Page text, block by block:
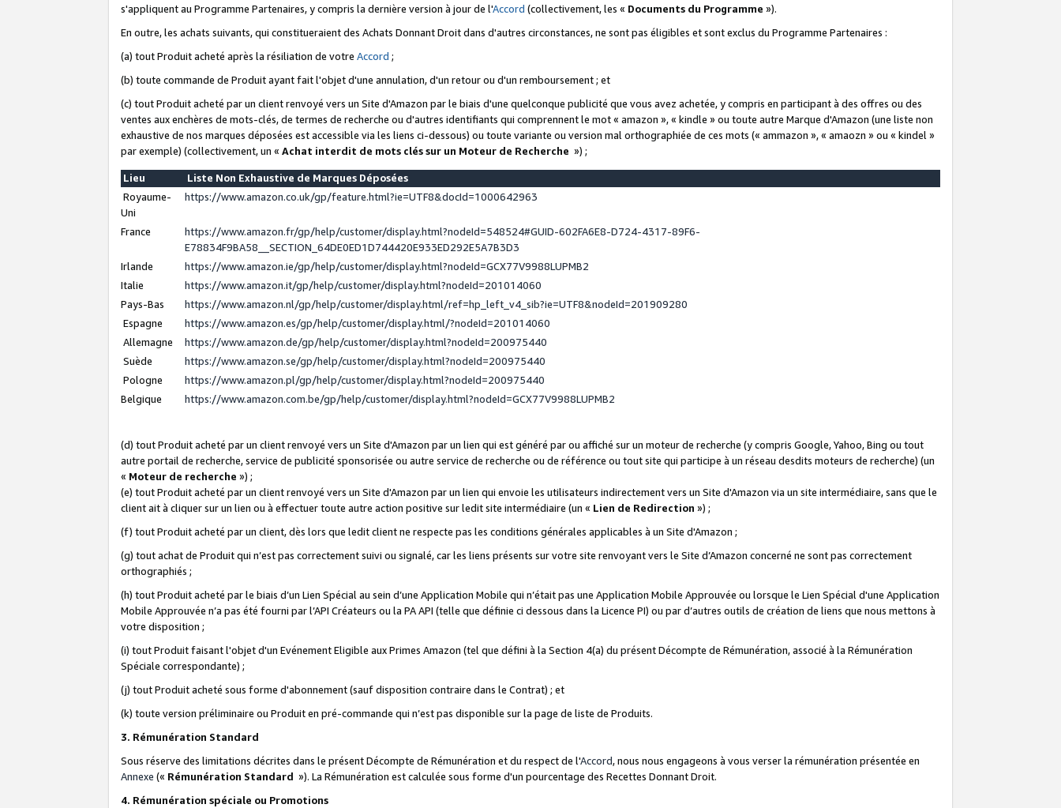
s'appliquent au Programme Partenaires, y compris la dernière version à jour de l'Accord (collectivement, les « Documents du Programme »).
En outre, les achats suivants, qui constitueraient des Achats Donnant Droit dans d'autres circonstances, ne sont pas éligibles et sont exclus du Programme Partenaires :
(a) tout Produit acheté après la résiliation de votre Accord ;
(b) toute commande de Produit ayant fait l'objet d'une annulation, d'un retour ou d'un remboursement ; et
(c) tout Produit acheté par un client renvoyé vers un Site d'Amazon par le biais d'une quelconque publicité que vous avez achetée, y compris en participant à des offres ou des
ventes aux enchères de mots-clés, de termes de recherche ou d'autres identifiants qui comprennent le mot « amazon », « kindle » ou toute autre Marque d'Amazon (une liste non
exhaustive de nos marques déposées est accessible via les liens ci-dessous) ou toute variante ou version mal orthographiée de ces mots (« ammazon », « amaozn » ou « kindel »
par exemple) (collectivement, un « Achat interdit de mots clés sur un Moteur de Recherche ») ;
Lieu
Liste Non Exhaustive de Marques Déposées
Royaume-
Uni
https://www.amazon.co.uk/gp/feature.html?ie=UTF8&docId=1000642963
France
https://www.amazon.fr/gp/help/customer/display.html?nodeId=548524#GUID-602FA6E8-D724-4317-89F6-
E78834F9BA58__SECTION_64DE0ED1D744420E933ED292E5A7B3D3
Irlande
https://www.amazon.ie/gp/help/customer/display.html?nodeId=GCX77V9988LUPMB2
Italie
https://www.amazon.it/gp/help/customer/display.html?nodeId=201014060
Pays-Bas
https://www.amazon.nl/gp/help/customer/display.html/ref=hp_left_v4_sib?ie=UTF8&nodeId=201909280
Espagne
https://www.amazon.es/gp/help/customer/display.html/?nodeId=201014060
Allemagne
https://www.amazon.de/gp/help/customer/display.html?nodeId=200975440
Suède
https://www.amazon.se/gp/help/customer/display.html?nodeId=200975440
Pologne
https://www.amazon.pl/gp/help/customer/display.html?nodeId=200975440
Belgique
https://www.amazon.com.be/gp/help/customer/display.html?nodeId=GCX77V9988LUPMB2
(d) tout Produit acheté par un client renvoyé vers un Site d'Amazon par un lien qui est généré par ou affiché sur un moteur de recherche (y compris Google, Yahoo, Bing ou tout
autre portail de recherche, service de publicité sponsorisée ou autre service de recherche ou de référence ou tout site qui participe à un réseau desdits moteurs de recherche) (un
« Moteur de recherche ») ;
(e) tout Produit acheté par un client renvoyé vers un Site d'Amazon par un lien qui envoie les utilisateurs indirectement vers un Site d'Amazon via un site intermédiaire, sans que le
client ait à cliquer sur un lien ou à effectuer toute autre action positive sur ledit site intermédiaire (un « Lien de Redirection ») ;
(f) tout Produit acheté par un client, dès lors que ledit client ne respecte pas les conditions générales applicables à un Site d'Amazon ;
(g) tout achat de Produit qui n’est pas correctement suivi ou signalé, car les liens présents sur votre site renvoyant vers le Site d’Amazon concerné ne sont pas correctement
orthographiés ;
(h) tout Produit acheté par le biais d’un Lien Spécial au sein d’une Application Mobile qui n’était pas une Application Mobile Approuvée ou lorsque le Lien Spécial d'une Application
Mobile Approuvée n’a pas été fourni par l’API Créateurs ou la PA API (telle que définie ci dessous dans la Licence PI) ou par d’autres outils de création de liens que nous mettons à
votre disposition ;
(i) tout Produit faisant l'objet d'un Evénement Eligible aux Primes Amazon (tel que défini à la Section 4(a) du présent Décompte de Rémunération, associé à la Rémunération
Spéciale correspondante) ;
(j) tout Produit acheté sous forme d'abonnement (sauf disposition contraire dans le Contrat) ; et
(k) toute version préliminaire ou Produit en pré-commande qui n’est pas disponible sur la page de liste de Produits.
3. Rémunération Standard
Sous réserve des limitations décrites dans le présent Décompte de Rémunération et du respect de l'Accord, nous nous engageons à vous verser la rémunération présentée en
Annexe (« Rémunération Standard »). La Rémunération est calculée sous forme d'un pourcentage des Recettes Donnant Droit.
4. Rémunération spéciale ou Promotions